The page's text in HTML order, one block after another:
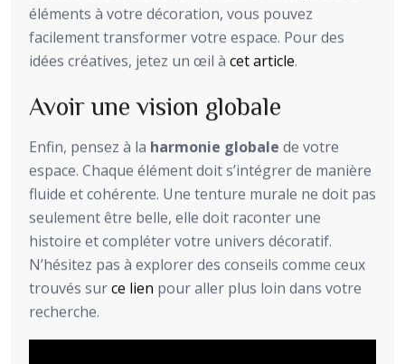
éléments à votre décoration, vous pouvez
facilement transformer votre espace. Pour des
idées créatives, jetez un œil à cet article.
Avoir une vision globale
Enfin, pensez à la harmonie globale de votre
espace. Chaque élément doit s’intégrer de manière
fluide et cohérente. Une tenture murale ne doit pas
seulement être belle, elle doit raconter une
histoire et compléter votre univers décoratif.
N’hésitez pas à explorer des conseils comme ceux
trouvés surce lien pour aller plus loin dans votre
recherche.